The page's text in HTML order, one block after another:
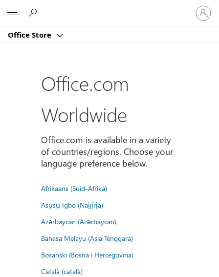
Office Store
登
入
您
Office.com
Worldwide
Office.com is available in a variety
of countries/regions. Choose your
language preference below.
Afrikaans (Suid-Afrika)
Asụsụ Igbo (Naịjịrịa)
Azərbaycan (Azərbaycan)
Bahasa Melayu (Asia Tenggara)
Bosanski (Bosna i Hercegovina)
Català (català)